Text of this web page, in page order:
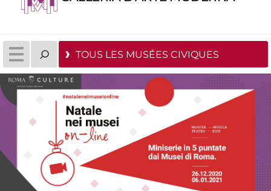
TOUS LES MUSÉES CIVIQUES